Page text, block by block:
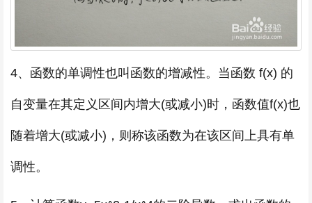
4、函数的单调性也叫函数的增减性。当函数 f(x) 的
自变量在其定义区间内增大(或减小)时，函数值f(x)也
随着增大(或减小)，则称该函数为在该区间上具有单
调性。